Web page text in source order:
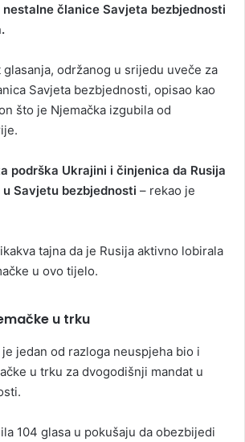
članice Savjeta bezbjednosti
održanog u srijedu uveče za
Savjeta bezbjednosti, opisao kao
što je Njemačka izgubila od
podrška Ukrajini i činjenica da Rusija
Savjetu bezbjednosti – rekao je
tajna da je Rusija aktivno lobirala
u ovo tijelo.
u trku
jedan od razloga neuspjeha bio i
u trku za dvogodišnji mandat u
104 glasa u pokušaju da obezbijedi